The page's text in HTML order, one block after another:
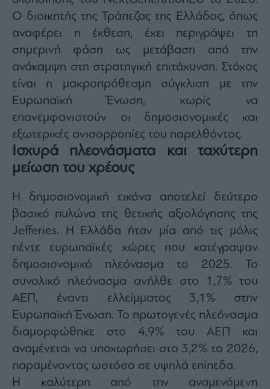
Ο διοικητής της Τράπεζας της Ελλάδος, όπως
αναφέρει η έκθεση, έχει περιγράψει τη
σημερινή φάση ως μετάβαση από την
ανάκαμψη στη στρατηγική επιτάχυνση. Στόχος
είναι η μακροπρόθεσμη σύγκλιση με την
Ευρωπαϊκή Ένωση, χωρίς να
επανεμφανιστούν οι δημοσιονομικές και
εξωτερικές ανισορροπίες του παρελθόντος.
Ισχυρά πλεονάσματα και ταχύτερη
μείωση του χρέους
Η δημοσιονομική εικόνα αποτελεί δεύτερο
βασικό πυλώνα της θετικής αξιολόγησης της
Jefferies. Η Ελλάδα ήταν μία από τις μόλις
πέντε ευρωπαϊκές χώρες που κατέγραψαν
δημοσιονομικό πλεόνασμα το 2025. Το
συνολικό πλεόνασμα ανήλθε στο 1,7% του
ΑΕΠ, έναντι ελλείμματος 3,1% στην
Ευρωπαϊκή Ένωση. Το πρωτογενές πλεόνασμα
διαμορφώθηκε στο 4,9% του ΑΕΠ και
αναμένεται να υποχωρήσει στο 3,2% το 2026,
παραμένοντας ωστόσο σε υψηλά επίπεδα.
Η καλύτερη από την αναμενόμενη